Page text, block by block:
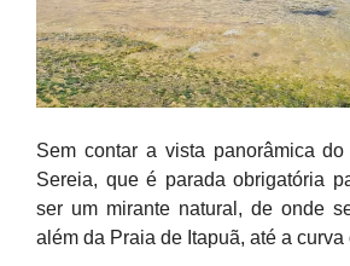
Sem contar a vista panorâmica
Sereia, que é parada obrigatória
ser um mirante natural, de onde
além da Praia de Itapuã, até a